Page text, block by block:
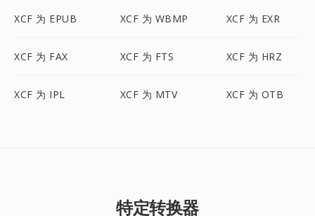
XCF 为 EPUB XCF 为 WBMP XCF 为 EXR
XCF 为 FAX XCF 为 FTS XCF 为 HRZ
XCF 为 IPL XCF 为 MTV XCF 为 OTB
特定转换器